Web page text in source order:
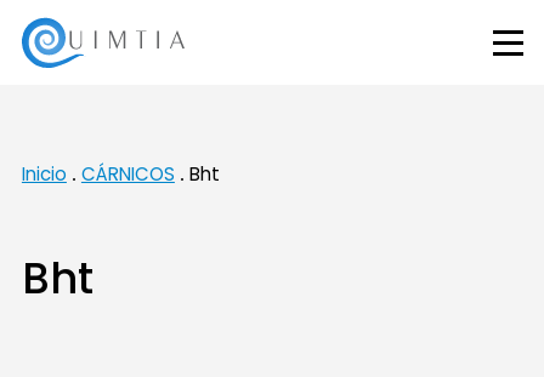
Inicio CÁRNICOS Bht
Bht